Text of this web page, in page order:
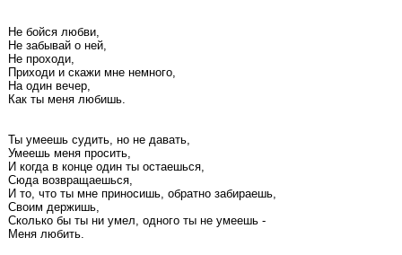
Не бойся любви,
Не забывай о ней,
Не проходи,
Приходи и скажи мне немного,
На один вечер,
Как ты меня любишь.
Ты умеешь судить, но не давать,
Умеешь меня просить,
И когда в конце один ты остаешься,
Сюда возвращаешься,
И то, что ты мне приносишь, обратно забираешь,
Своим держишь,
Сколько бы ты ни умел, одного ты не умеешь -
Меня любить.